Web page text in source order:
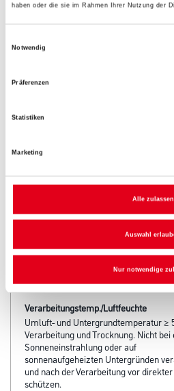
haben oder die sie im Rahmen Ihrer Nutzung der
Notwendig
Präferenzen
Statistiken
Marketing
Alle zulassen
Auswahl
Nur notwendige
Umrechnungsfaktoren
PRODUKTEIGENSCHAFTEN
- Extrem langlebig, farbtonstabil und
- Bauphysikalische Idealwerte
Verarbeitungstemp./Luftfeuchte
Umluft- und Untergrundtemperatur ≥
Verarbeitung und Trocknung. Nicht
Sonneneinstrahlung oder auf
sonnenaufgeheizten Untergründen
und nach der Verarbeitung vor
schützen.